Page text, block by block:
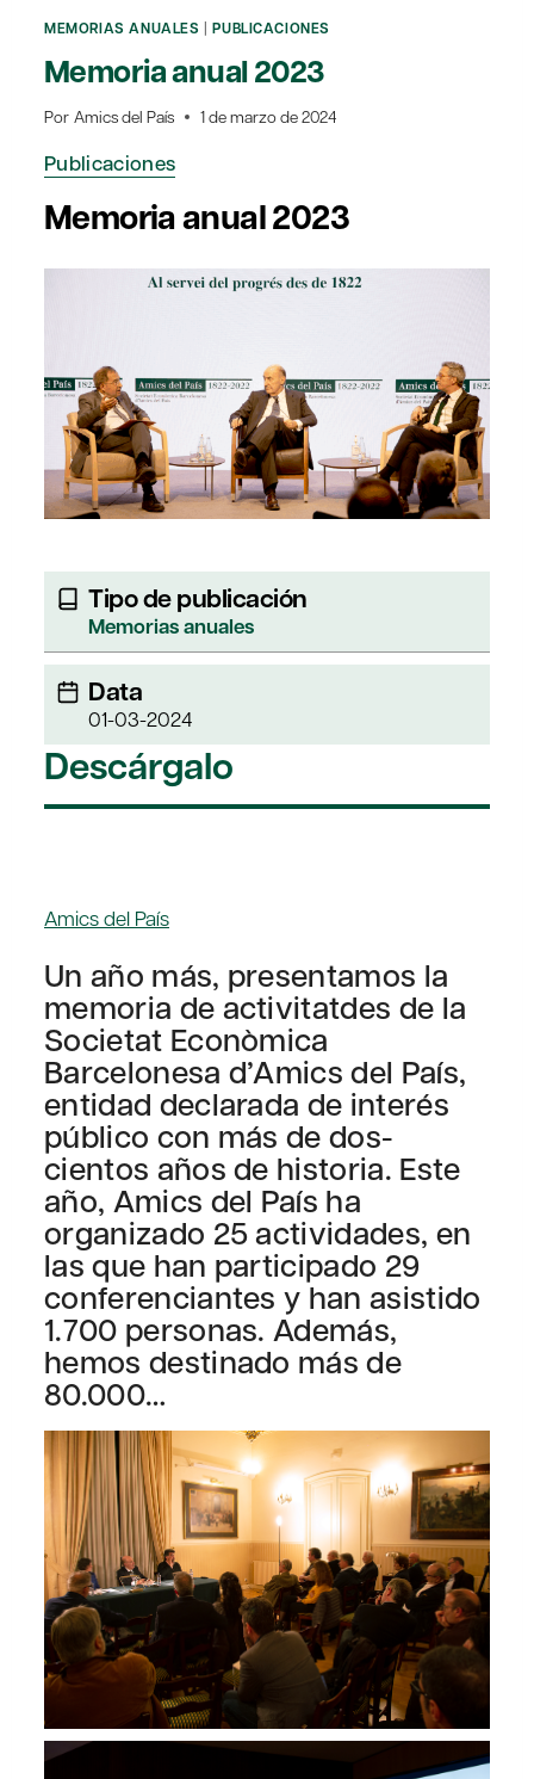
MEMORIAS ANUALES |PUBLICACIONES
Memoria anual 2023
Por Amics del País 1 de marzo de 2024
Publicaciones
Memoria anual 2023
Tipo de publicación
Memorias anuales
Data
01-03-2024
Descárgalo
Amics del País
Un año más, presentamos la
memoria de activitatdes de la
Societat Econòmica
Barcelonesa d’Amics del País,
entidad declarada de interés
público con más de dos-
cientos años de historia. Este
año, Amics del País ha
organizado 25 actividades, en
las que han participado 29
conferenciantes y han asistido
1.700 personas. Además,
hemos destinado más de
80.000…